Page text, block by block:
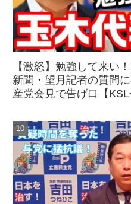
【激怒】勉強して来い
新聞・望月記者の質問
産党会見で告げ口【KSL